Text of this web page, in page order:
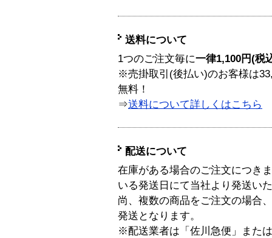
送料について
1つのご注文毎に一律1,100円(税
※売掛取引(後払い)のお客様は
無料！
⇒送料について詳しくはこちら
配送について
在庫がある場合のご注文につき
いる発送日にて当社より発送い
尚、複数の商品をご注文の場合
発送となります。
※配送業者は「佐川急便」また